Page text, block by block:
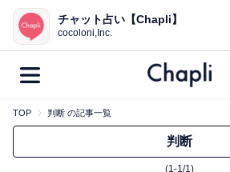
鑑定記事・占い師検索
最新記事一覧
チャット占い【Chapli】
cocoloni,Inc.
TOP 判断 の記事一覧
判断
(1-1/1)